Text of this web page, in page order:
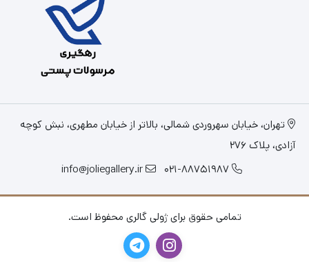
تهران، خیابان سهروردی شمالی، بالاتر از خیابان مطهری، نبش کوچه
آزادی، پلاک 276
021-88751987
info@joliegallery.ir
تمامی حقوق برای ژولی گالری محفوظ است.